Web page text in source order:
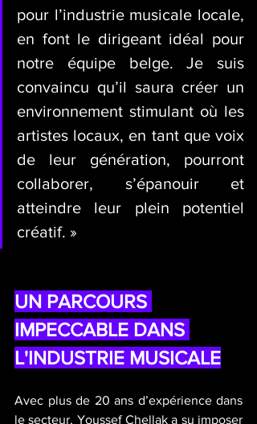
pour l’industrie musicale locale,
en font le dirigeant idéal pour
notre équipe belge. Je suis
convaincu qu’il saura créer un
environnement stimulant où les
artistes locaux, en tant que voix
de leur génération, pourront
collaborer, s’épanouir et
atteindre leur plein potentiel
créatif. »
UN PARCOURS
IMPECCABLE DANS
L'INDUSTRIE MUSICALE
Avec plus de 20 ans d’expérience dans
le secteur, Youssef Chellak a su imposer